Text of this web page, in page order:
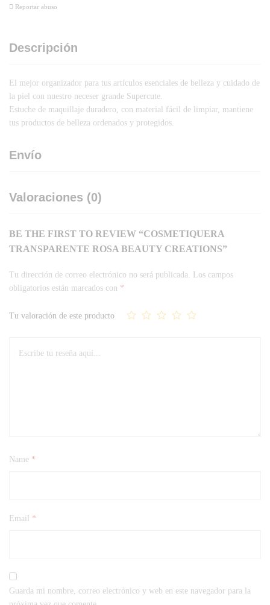
Reportar abuso
Descripción
El mejor organizador para tus artículos esenciales de belleza y cuidado de
la piel con nuestro neceser grande Supercute.
Estuche de maquillaje duradero, con material fácil de limpiar, mantiene
tus productos de belleza ordenados y protegidos.
Envío
Valoraciones (0)
BE THE FIRST TO REVIEW “COSMETIQUERA
TRANSPARENTE ROSA BEAUTY CREATIONS”
Tu dirección de correo electrónico no será publicada.
Los campos
obligatorios están marcados con *
Tu valoración de este producto
Name *
Email *
Guarda mi nombre, correo electrónico y web en este navegador para la